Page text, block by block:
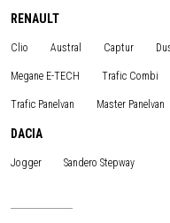
RENAULT
Clio Austral Captur
Megane E-TECH Trafic Combi
Trafic Panelvan Master Panelvan
DACIA
Jogger Sandero Stepway